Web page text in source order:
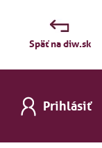
Späť na diw.sk
Prihlásiť